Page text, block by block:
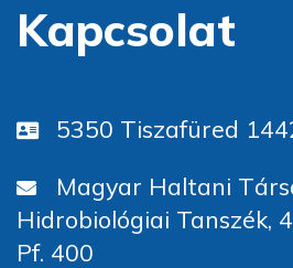
Kapcsolat
5350 Tiszafüred
Magyar Haltani
Hidrobiológiai Tanszék,
Pf. 400